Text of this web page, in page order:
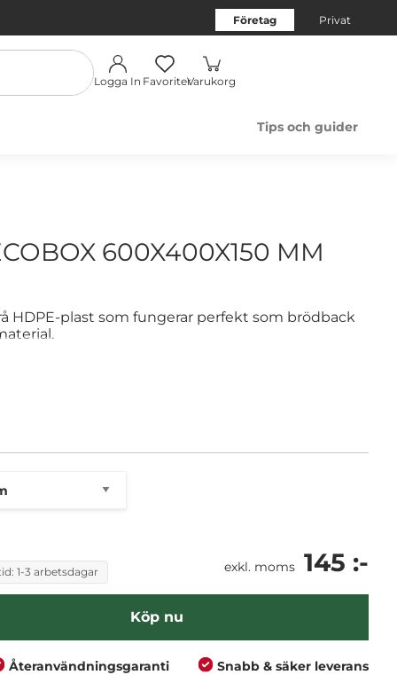
Företag Privat
Logga In FavoriterVarukorg
Tips och guider
600X400X150 MM
HDPE-plast som fungerar perfekt som brödback
1-3 arbetsdagar exkl. moms 145 :-
Köp nu
Återanvändningsgaranti Snabb & säker leverans